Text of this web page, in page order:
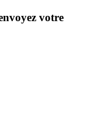
votre